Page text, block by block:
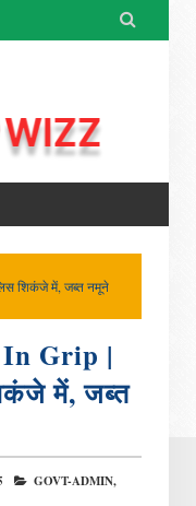

शिकंजे में, जब्त नमूने
Grip |
में, जब्त
GOVT-ADMIN,